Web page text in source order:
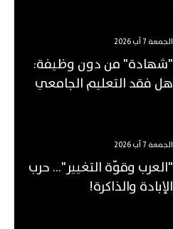
الجمعة 7 آب 2026
"شهادة" من دون وظيفة:
هل فقد التعليم الجامعي
الجمعة 7 آب 2026
"العرب وقوّة التغيير"... حرب
الإبادة والذاكرة!